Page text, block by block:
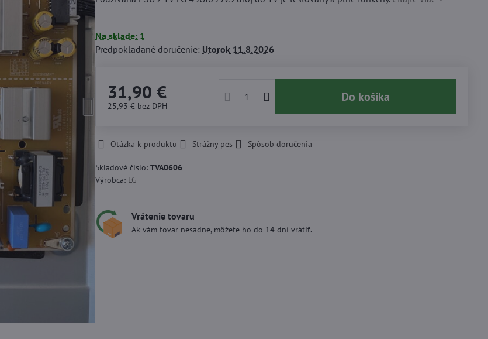
Na sklade: 1
Predpokladané doručenie: Utorok11.8.2026
31,90 €
25,93 € bez DPH
Do košíka
Otázka k produktu Strážny pes Spôsob doručenia
Skladové číslo: TVA0606
Výrobca: LG
Vrátenie tovaru
Ak vám tovar nesadne, môžete ho do 14 dní vrátiť.